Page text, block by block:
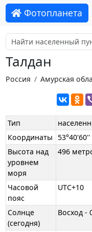
Фотопланета
Талдан
Россия Амурская
Тип
Координаты
Высота над
уровнем
моря
496
Часовой
пояс
UTC+10
Солнце
(сегодня)
Восход -